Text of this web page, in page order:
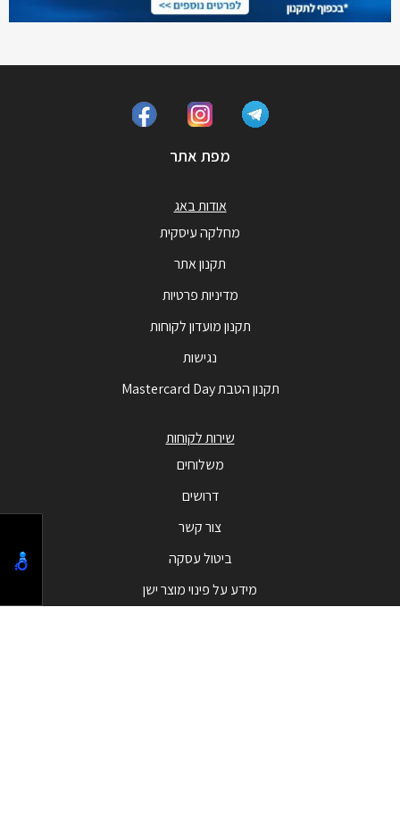
מפת אתר
אודות באג
מחלקה עיסקית
תקנון אתר
מדיניות פרטיות
תקנון מועדון לקוחות
נגישות
תקנון הטבת Mastercard Day
שירות לקוחות
משלוחים
דרושים
צור קשר
ביטול עסקה
מידע על פינוי מוצר ישן